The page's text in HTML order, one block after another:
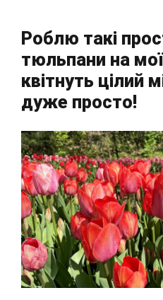
Роблю такі
тюльпани на
квітнуть цілий
дуже просто!